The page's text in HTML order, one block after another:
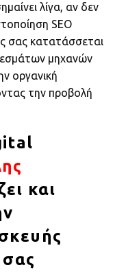
λίγα, αν δεν
SEO
σας κατατάσσεται
μηχανών
οργανική
την προβολή
και